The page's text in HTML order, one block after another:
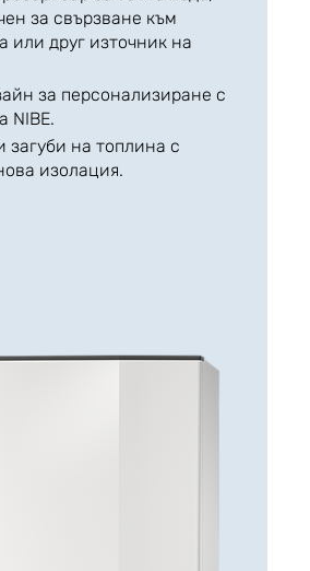
за свързване към
или друг източник на
за персонализиране с
NIBE.
на топлина с
изолация.